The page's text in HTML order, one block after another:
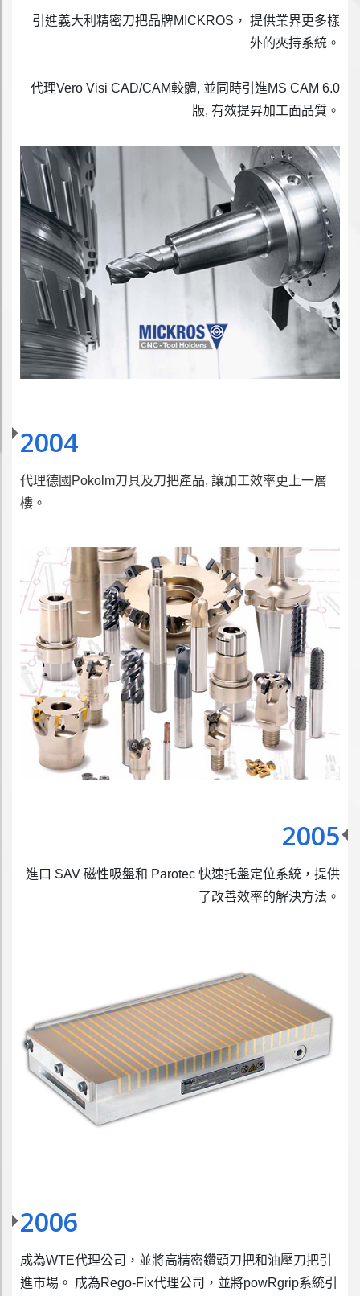
引進義大利精密刀把品牌MICKROS， 提供業界更多樣
外的夾持系統。
代理Vero Visi CAD/CAM較體, 並同時引進MS CAM 6.0
版, 有效提昇加工面品質。
2004
代理德國Pokolm刀具及刀把產品, 讓加工效率更上一層
樓。
2005
進口 SAV 磁性吸盤和 Parotec 快速托盤定位系統，提供
了改善效率的解決方法。
2006
成為WTE代理公司，並將高精密鑽頭刀把和油壓刀把引
進市場。 成為Rego-Fix代理公司，並將powRgrip系統引